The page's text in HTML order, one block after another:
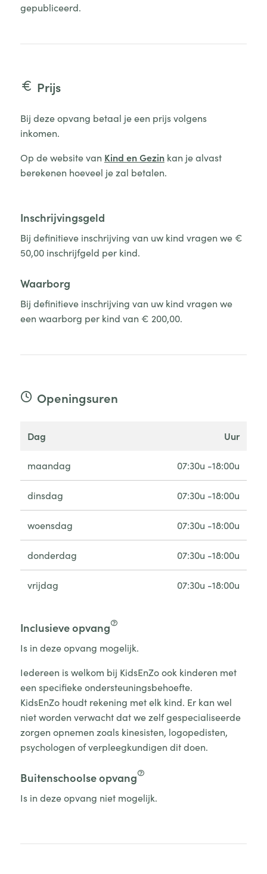
gepubliceerd.
Prijs
Bij deze opvang betaal je een prijs volgens
inkomen.
Op de website van Kind en Gezinkan je alvast
berekenen hoeveel je zal betalen.
Inschrijvingsgeld
Bij definitieve inschrijving van uw kind vragen we €
50,00 inschrijfgeld per kind.
Waarborg
Bij definitieve inschrijving van uw kind vragen we
een waarborg per kind van € 200,00.
Openingsuren
dag uur
maandag 07:30u -18:00u
dinsdag 07:30u -18:00u
woensdag 07:30u -18:00u
donderdag 07:30u -18:00u
vrijdag 07:30u -18:00u
Inclusieve opvang
Is in deze opvang mogelijk.
Iedereen is welkom bij KidsEnZo ook kinderen met
een specifieke ondersteuningsbehoefte.
KidsEnZo houdt rekening met elk kind. Er kan wel
niet worden verwacht dat we zelf gespecialiseerde
zorgen opnemen zoals kinesisten, logopedisten,
psychologen of verpleegkundigen dit doen.
Buitenschoolse opvang
Is in deze opvang niet mogelijk.